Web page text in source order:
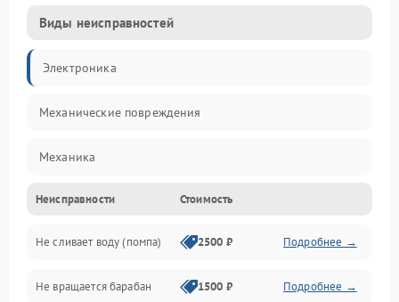
Виды неисправностей
Электроника
Механические повреждения
Механика
Электропитание
Водоснабжение
Слив
Неисправности Стоимость
Не сливает воду (помпа) 2500 ₽ Подробнее →
Не вращается барабан 1500 ₽ Подробнее →